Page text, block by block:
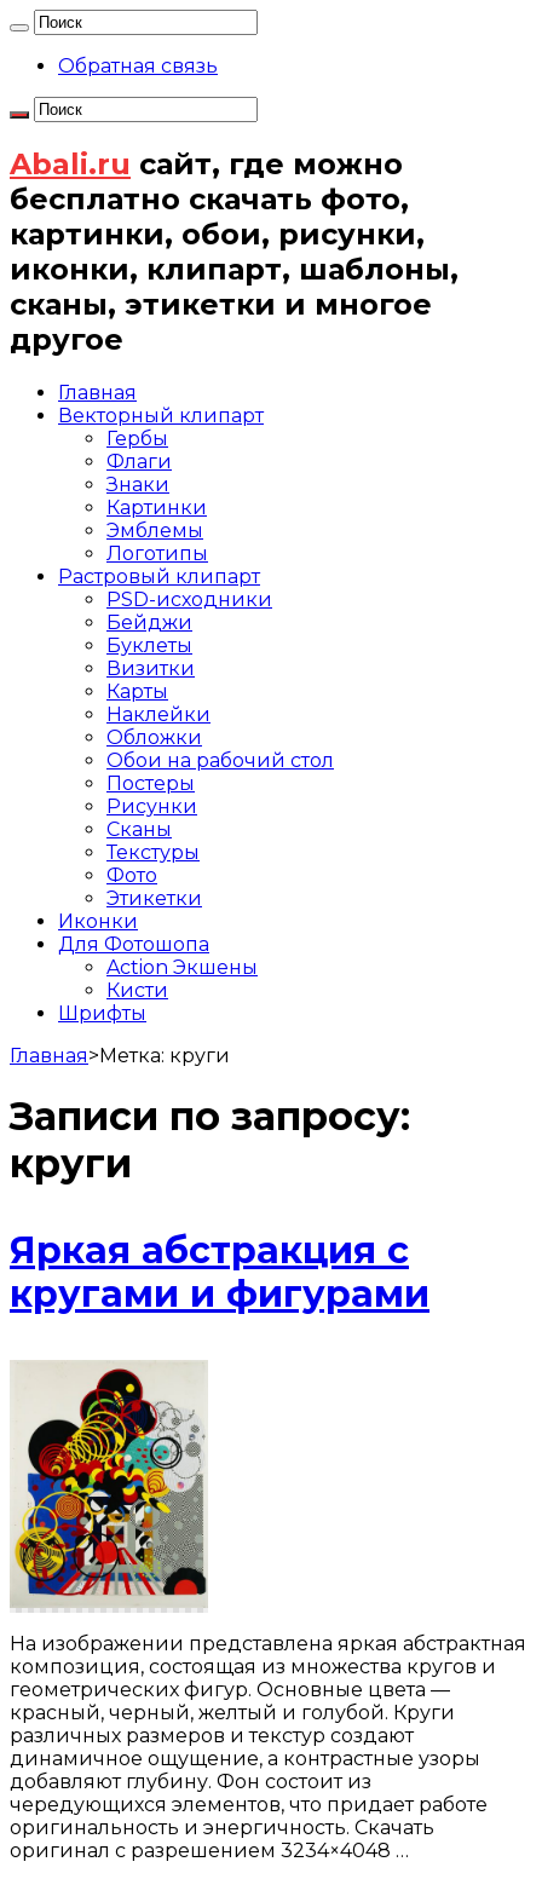
Обратная связь
Abali.ru сайт, где можно
бесплатно скачать фото,
картинки, обои, рисунки,
иконки, клипарт, шаблоны,
сканы, этикетки и многое
другое
Главная
Векторный клипарт
Гербы
Флаги
Знаки
Картинки
Эмблемы
Логотипы
Растровый клипарт
PSD-исходники
Бейджи
Буклеты
Визитки
Карты
Наклейки
Обложки
Обои на рабочий стол
Постеры
Рисунки
Сканы
Текстуры
Фото
Этикетки
Иконки
Для Фотошопа
Action Экшены
Кисти
Шрифты
Главная>Метка: круги
Записи по запросу:
круги
Яркая абстракция с
кругами и фигурами
На изображении представлена яркая абстрактная
композиция, состоящая из множества кругов и
геометрических фигур. Основные цвета —
красный, черный, желтый и голубой. Круги
различных размеров и текстур создают
динамичное ощущение, а контрастные узоры
добавляют глубину. Фон состоит из
чередующихся элементов, что придает работе
оригинальность и энергичность. Скачать
оригинал с разрешением 3234×4048 …